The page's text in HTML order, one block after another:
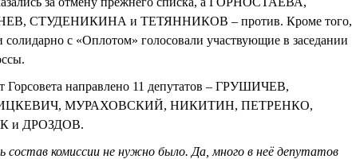
СТУДЕНИКИНА и ТЕТЯННИКОВ – против. Кроме того,
с «Оплотом» голосовали участвующие в заседании
Горсовета направлено 11 депутатов – ГРУШИЧЕВ,
МУРАХОВСКИЙ, НИКИТИН, ПЕТРЕНКО,
и ДРОЗДОВ.
состав комиссии не нужно было. Да, много в неё депутатов